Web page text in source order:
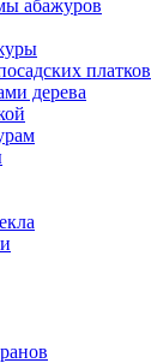
абажуров
платков
дерева